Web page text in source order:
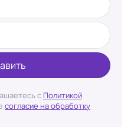
с Политикой
согласие на обработку